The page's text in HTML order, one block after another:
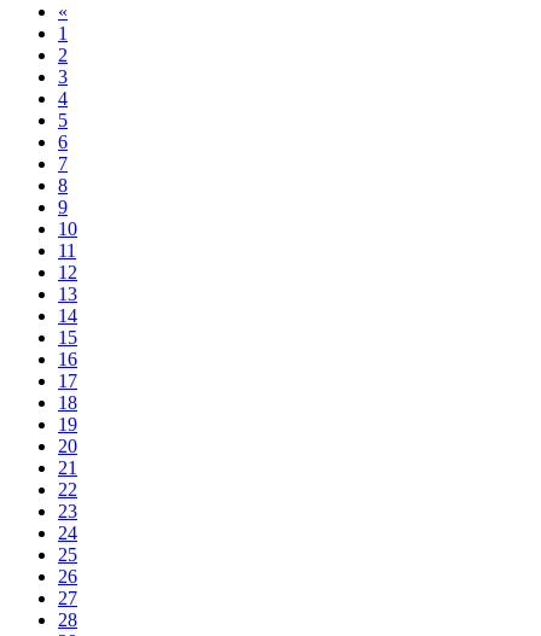
«
1
2
3
4
5
6
7
8
9
10
11
12
13
14
15
16
17
18
19
20
21
22
23
24
25
26
27
28